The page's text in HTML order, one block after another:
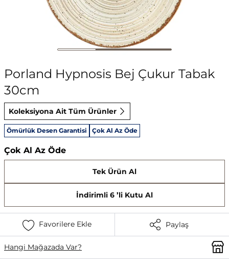
Porland Hypnosis Bej Çukur Tabak
30cm
Koleksiyona Ait Tüm Ürünler
Ömürlük Desen Garantisi Çok Al Az Öde
Çok Al Az Öde
Tek Ürün Al
İndirimli 6 ’li Kutu Al
Favorilere Ekle Paylaş
Hangi Mağazada Var?